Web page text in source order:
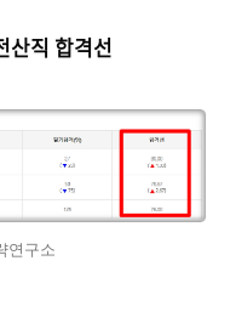
산직 합격선
연구소